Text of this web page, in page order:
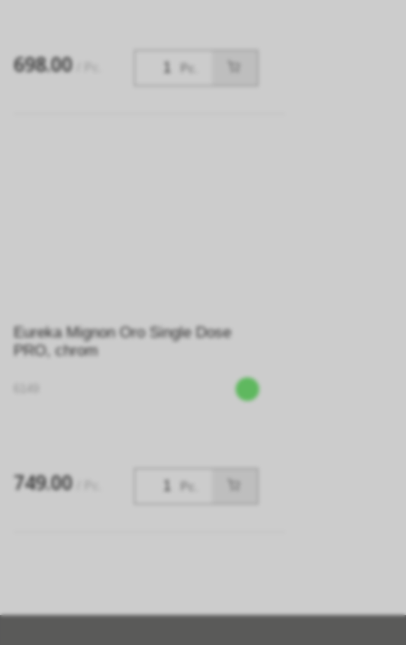
Pc.
698.00
Eureka Mignon Oro Single Dose
PRO, chrom
Pc.
749.00